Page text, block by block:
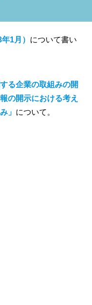
1月） について書い
る企業の取組みの開
の開示における考え
」 について。